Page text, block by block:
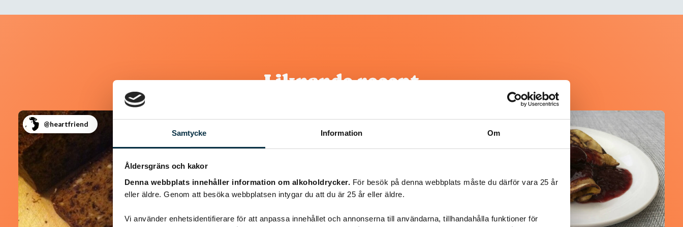
Samtycke Information Om
Åldersgräns och kakor
Denna webbplats innehåller information om alkoholdrycker. För besök på denna webbplats måste du därför vara 25 år
eller äldre. Genom att besöka webbplatsen intygar du att du är 25 år eller äldre.
Vi använder enhetsidentifierare för att anpassa innehållet och annonserna till användarna, tillhandahålla funktioner för
Liknande recept
@heartfriend